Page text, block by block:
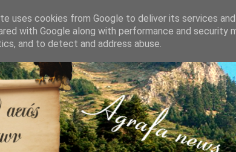
uses cookies from Google to deliver its services
with Google along with performance and
and to detect and address abuse.